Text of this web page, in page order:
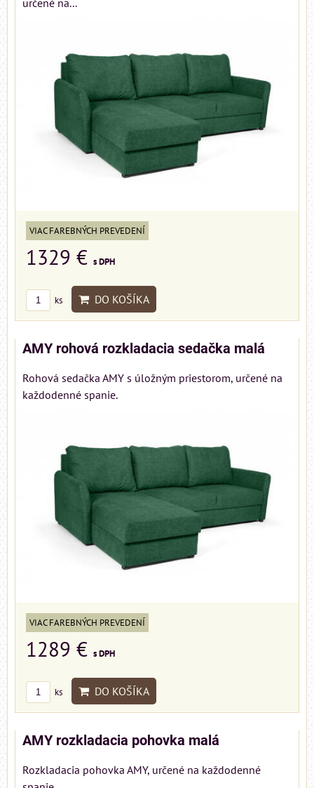
určené na...
VIAC FAREBNÝCH PREVEDENÍ
1329 € s DPH
ks DO KOŠÍKA
AMY rohová rozkladacia sedačka malá
Rohová sedačka AMY s úložným priestorom, určené na
každodenné spanie.
VIAC FAREBNÝCH PREVEDENÍ
1289 € s DPH
ks DO KOŠÍKA
AMY rozkladacia pohovka malá
Rozkladacia pohovka AMY, určené na každodenné